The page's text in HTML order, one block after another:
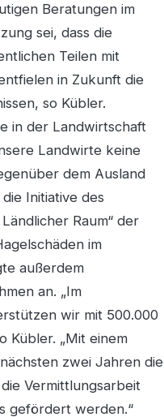
Beratungen im
sei, dass die
Teilen mit
in Zukunft die
so Kübler.
in der Landwirtschaft
Landwirte keine
dem Ausland
Initiative des
Raum“ der
im
außerdem
an. „Im
wir mit 500.000
Kübler. „Mit einem
zwei Jahren die
Vermittlungsarbeit
gefördert werden.“